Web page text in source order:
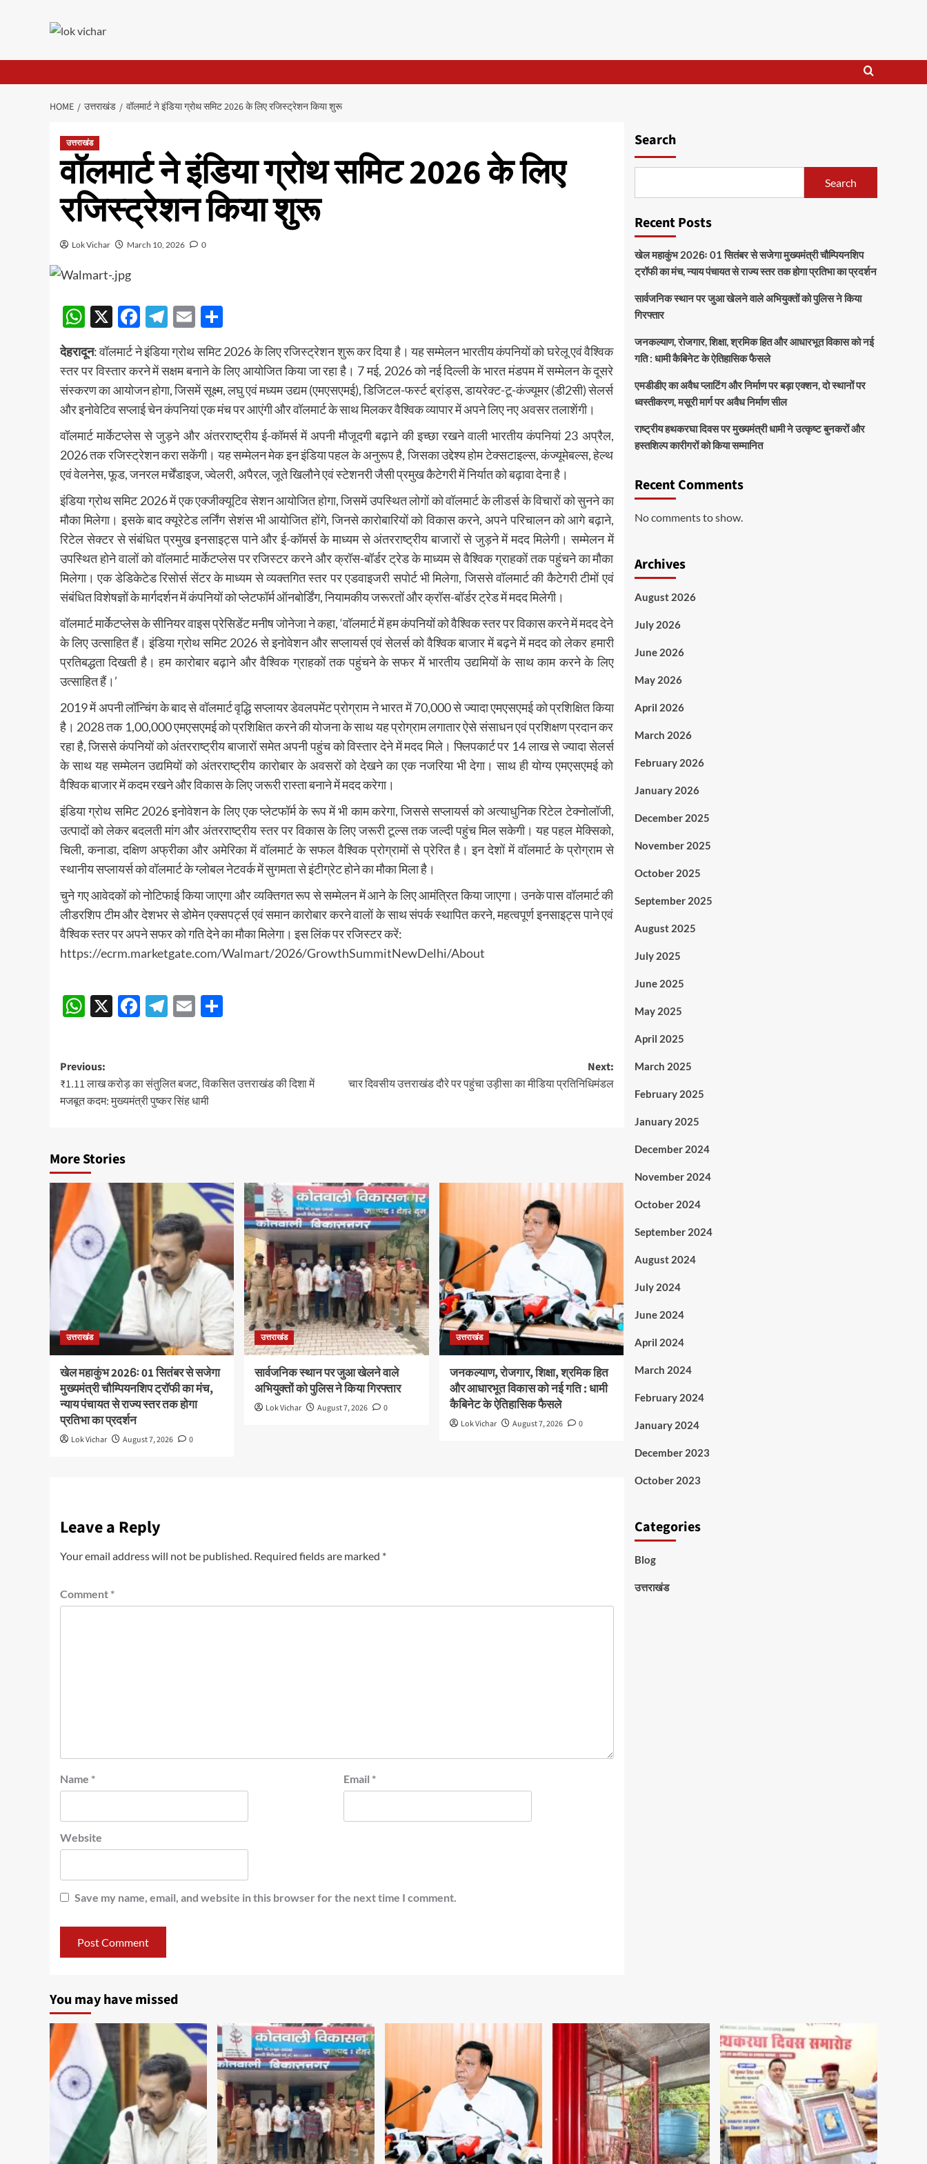
HOME उत्तराखंड वॉलमार्ट ने इंडिया ग्रोथ समिट 2026 के लिए रजिस्ट्रेशन किया शुरू
उत्तराखंड
वॉलमार्ट ने इंडिया ग्रोथ समिट 2026 के लिए
रजिस्ट्रेशन किया शुरू
Lok Vichar March 10, 2026 0
WhatsApp
X Facebook
Telegram
Email
देहरादून: वॉलमार्ट ने इंडिया ग्रोथ समिट 2026 के लिए रजिस्ट्रेशन शुरू कर दिया है। यह सम्मेलन भारतीय कंपनियों को घरेलू एवं वैश्विक
स्तर पर विस्तार करने में सक्षम बनाने के लिए आयोजित किया जा रहा है। 7 मई, 2026 को नई दिल्ली के भारत मंडपम में सम्मेलन के दूसरे
संस्करण का आयोजन होगा, जिसमें सूक्ष्म, लघु एवं मध्यम उद्यम (एमएसएमई), डिजिटल-फर्स्ट ब्रांड्स, डायरेक्ट-टू-कंज्यूमर (डी2सी) सेलर्स
और इनोवेटिव सप्लाई चेन कंपनियां एक मंच पर आएंगी और वॉलमार्ट के साथ मिलकर वैश्विक व्यापार में अपने लिए नए अवसर तलाशेंगी।
वॉलमार्ट मार्केटप्लेस से जुड़ने और अंतरराष्ट्रीय ई-कॉमर्स में अपनी मौजूदगी बढ़ाने की इच्छा रखने वाली भारतीय कंपनियां 23 अप्रैल,
2026 तक रजिस्ट्रेशन करा सकेंगी। यह सम्मेलन मेक इन इंडिया पहल के अनुरूप है, जिसका उद्देश्य होम टेक्सटाइल्स, कंज्यूमेबल्स, हेल्थ
एवं वेलनेस, फूड, जनरल मर्चेंडाइज, ज्वेलरी, अपैरल, जूते खिलौने एवं स्टेशनरी जैसी प्रमुख कैटेगरी में निर्यात को बढ़ावा देना है।
इंडिया ग्रोथ समिट 2026 में एक एक्जीक्यूटिव सेशन आयोजित होगा, जिसमें उपस्थित लोगों को वॉलमार्ट के लीडर्स के विचारों को सुनने का
मौका मिलेगा। इसके बाद क्यूरेटेड लर्निंग सेशंस भी आयोजित होंगे, जिनसे कारोबारियों को विकास करने, अपने परिचालन को आगे बढ़ाने,
रिटेल सेक्टर से संबंधित प्रमुख इनसाइट्स पाने और ई-कॉमर्स के माध्यम से अंतरराष्ट्रीय बाजारों से जुड़ने में मदद मिलेगी। सम्मेलन में
उपस्थित होने वालों को वॉलमार्ट मार्केटप्लेस पर रजिस्टर करने और क्रॉस-बॉर्डर ट्रेड के माध्यम से वैश्विक ग्राहकों तक पहुंचने का मौका
मिलेगा। एक डेडिकेटेड रिसोर्स सेंटर के माध्यम से व्यक्तगित स्तर पर एडवाइजरी सपोर्ट भी मिलेगा, जिससे वॉलमार्ट की कैटेगरी टीमों एवं
संबंधित विशेषज्ञों के मार्गदर्शन में कंपनियों को प्लेटफॉर्म ऑनबोर्डिंग, नियामकीय जरूरतों और क्रॉस-बॉर्डर ट्रेड में मदद मिलेगी।
वॉलमार्ट मार्केटप्लेस के सीनियर वाइस प्रेसिडेंट मनीष जोनेजा ने कहा, ‘वॉलमार्ट में हम कंपनियों को वैश्विक स्तर पर विकास करने में मदद देने
के लिए उत्साहित हैं। इंडिया ग्रोथ समिट 2026 से इनोवेशन और सप्लायर्स एवं सेलर्स को वैश्विक बाजार में बढ़ने में मदद को लेकर हमारी
प्रतिबद्धता दिखती है। हम कारोबार बढ़ाने और वैश्विक ग्राहकों तक पहुंचने के सफर में भारतीय उद्यमियों के साथ काम करने के लिए
उत्साहित हैं।’
2019 में अपनी लॉन्चिंग के बाद से वॉलमार्ट वृद्धि सप्लायर डेवलपमेंट प्रोग्राम ने भारत में 70,000 से ज्यादा एमएसएमई को प्रशिक्षित किया
है। 2028 तक 1,00,000 एमएसएमई को प्रशिक्षित करने की योजना के साथ यह प्रोग्राम लगातार ऐसे संसाधन एवं प्रशिक्षण प्रदान कर
रहा है, जिससे कंपनियों को अंतरराष्ट्रीय बाजारों समेत अपनी पहुंच को विस्तार देने में मदद मिले। फ्लिपकार्ट पर 14 लाख से ज्यादा सेलर्स
के साथ यह सम्मेलन उद्यमियों को अंतरराष्ट्रीय कारोबार के अवसरों को देखने का एक नजरिया भी देगा। साथ ही योग्य एमएसएमई को
वैश्विक बाजार में कदम रखने और विकास के लिए जरूरी रास्ता बनाने में मदद करेगा।
इंडिया ग्रोथ समिट 2026 इनोवेशन के लिए एक प्लेटफॉर्म के रूप में भी काम करेगा, जिससे सप्लायर्स को अत्याधुनिक रिटेल टेक्नोलॉजी,
उत्पादों को लेकर बदलती मांग और अंतरराष्ट्रीय स्तर पर विकास के लिए जरूरी टूल्स तक जल्दी पहुंच मिल सकेगी। यह पहल मेक्सिको,
चिली, कनाडा, दक्षिण अफ्रीका और अमेरिका में वॉलमार्ट के सफल वैश्विक प्रोग्रामों से प्रेरित है। इन देशों में वॉलमार्ट के प्रोग्राम से
स्थानीय सप्लायर्स को वॉलमार्ट के ग्लोबल नेटवर्क में सुगमता से इंटीग्रेट होने का मौका मिला है।
चुने गए आवेदकों को नोटिफाई किया जाएगा और व्यक्तिगत रूप से सम्मेलन में आने के लिए आमंत्रित किया जाएगा। उनके पास वॉलमार्ट की
लीडरशिप टीम और देशभर से डोमेन एक्सपर्ट्स एवं समान कारोबार करने वालों के साथ संपर्क स्थापित करने, महत्वपूर्ण इनसाइट्स पाने एवं
वैश्विक स्तर पर अपने सफर को गति देने का मौका मिलेगा। इस लिंक पर रजिस्टर करें:
https://ecrm.marketgate.com/Walmart/2026/GrowthSummitNewDelhi/About
Post
navigation
WhatsApp
X Facebook
Telegram
Email
Post
navigation
Previous:
₹1.11 लाख करोड़ का संतुलित बजट, विकसित उत्तराखंड की दिशा में
मजबूत कदम: मुख्यमंत्री पुष्कर सिंह धामी
Next:
चार दिवसीय उत्तराखंड दौरे पर पहुंचा उड़ीसा का मीडिया प्रतिनिधिमंडल
More Stories
उत्तराखंड
खेल महाकुंभ 2026ः 01 सितंबर से सजेगा
मुख्यमंत्री चौम्पियनशिप ट्रॉफी का मंच,
न्याय पंचायत से राज्य स्तर तक होगा
प्रतिभा का प्रदर्शन
Lok Vichar August 7, 2026 0
उत्तराखंड
सार्वजनिक स्थान पर जुआ खेलने वाले
अभियुक्तों को पुलिस ने किया गिरफ्तार
Lok Vichar August 7, 2026 0
उत्तराखंड
जनकल्याण, रोजगार, शिक्षा, श्रमिक हित
और आधारभूत विकास को नई गति : धामी
कैबिनेट के ऐतिहासिक फैसले
Lok Vichar August 7, 2026 0
Leave a Reply
Your email address will not be published. Required fields are marked *
Comment *
Name * Email *
Website
Save my name, email, and website in this browser for the next time I comment.
Search
Search
Recent Posts
खेल महाकुंभ 2026ः 01 सितंबर से सजेगा मुख्यमंत्री चौम्पियनशिप
ट्रॉफी का मंच, न्याय पंचायत से राज्य स्तर तक होगा प्रतिभा का प्रदर्शन
सार्वजनिक स्थान पर जुआ खेलने वाले अभियुक्तों को पुलिस ने किया
गिरफ्तार
जनकल्याण, रोजगार, शिक्षा, श्रमिक हित और आधारभूत विकास को नई
गति : धामी कैबिनेट के ऐतिहासिक फैसले
एमडीडीए का अवैध प्लाटिंग और निर्माण पर बड़ा एक्शन, दो स्थानों पर
ध्वस्तीकरण, मसूरी मार्ग पर अवैध निर्माण सील
राष्ट्रीय हथकरघा दिवस पर मुख्यमंत्री धामी ने उत्कृष्ट बुनकरों और
हस्तशिल्प कारीगरों को किया सम्मानित
Recent Comments
No comments to show.
Archives
August 2026
July 2026
June 2026
May 2026
April 2026
March 2026
February 2026
January 2026
December 2025
November 2025
October 2025
September 2025
August 2025
July 2025
June 2025
May 2025
April 2025
March 2025
February 2025
January 2025
December 2024
November 2024
October 2024
September 2024
August 2024
July 2024
June 2024
April 2024
March 2024
February 2024
January 2024
December 2023
October 2023
Categories
Blog
उत्तराखंड
You may have missed